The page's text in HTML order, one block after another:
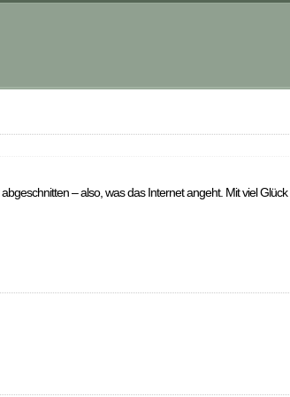
– also, was das Internet angeht. Mit viel